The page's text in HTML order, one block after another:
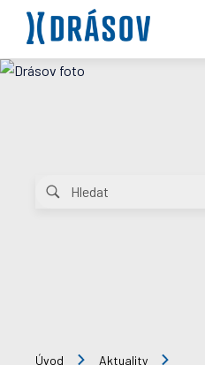
Úvod
Aktuality